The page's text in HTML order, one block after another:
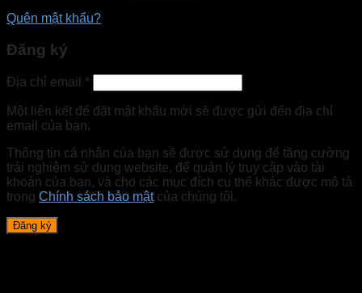
Quên mật khẩu?
Đăng ký
Địa chỉ email *
Một liên kết để đặt mật khẩu mới sẽ được gửi đến địa chỉ
email của bạn.
Thông tin cá nhân của bạn sẽ được sử dụng để tăng cường
trải nghiệm sử dụng website, để quản lý truy cập vào tài
khoản của bạn, và cho các mục đích cụ thể khác được mô tả
trong Chính sách bảo mậtcủa chúng tôi.
Đăng ký